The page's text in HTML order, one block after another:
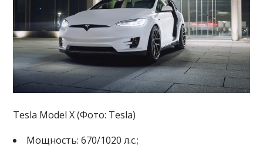
Tesla Model X (Фото: Tesla)
Мощность: 670/1020 л.с.;